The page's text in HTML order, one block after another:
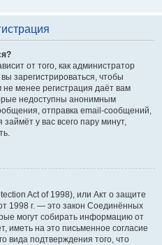
от того, как администратор
зарегистрироваться, чтобы
менее регистрация даёт вам
недоступны анонимным
отправка email-сообщений,
займёт у вас всего пару минут,
Act of 1998), или Акт о защите
1998 г. — это закон Соединённых
могут собирать информацию от
иметь на это письменное согласие
вида подтверждения того, что